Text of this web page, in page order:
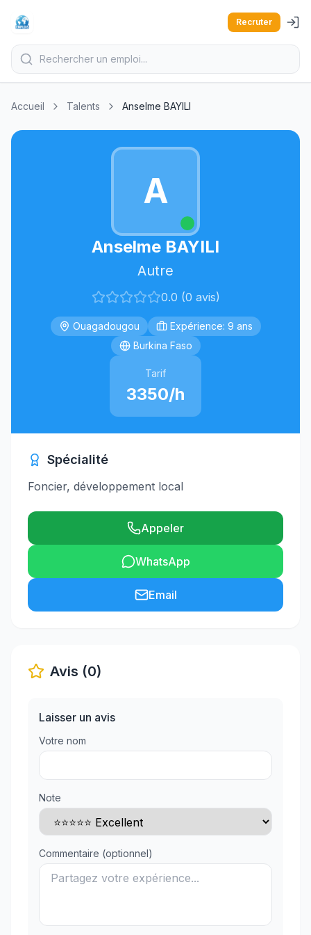
Recruter
Accueil Talents Anselme BAYILI
A
Anselme BAYILI
Autre
0.0 (0 avis)
Ouagadougou
Expérience: 9 ans
Burkina Faso
Tarif
3350/h
Spécialité
Foncier, développement local
Appeler
WhatsApp
Email
Avis (0)
Laisser un avis
Votre nom
Note
Commentaire (optionnel)